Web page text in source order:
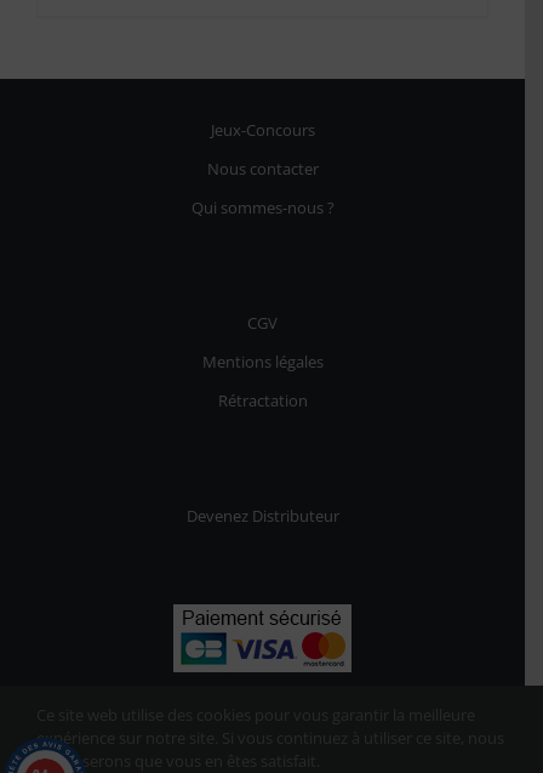
à
Jeux-Concours
Nous contacter
Qui sommes-nous ?
CGV
Mentions légales
Rétractation
Devenez Distributeur
Ce site web utilise des cookies pour vous garantir la meilleure
expérience sur notre site. Si vous continuez à utiliser ce site, nous
supposerons que vous en êtes satisfait.